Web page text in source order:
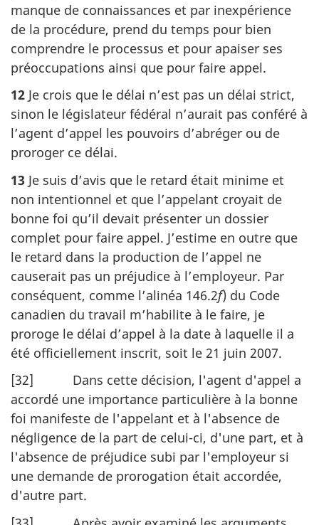
manque de connaissances et par inexpérience
de la procédure, prend du temps pour bien
comprendre le processus et pour apaiser ses
préoccupations ainsi que pour faire appel.
12 Je crois que le délai n’est pas un délai strict,
sinon le législateur fédéral n’aurait pas conféré à
l’agent d’appel les pouvoirs d’abréger ou de
proroger ce délai.
13 Je suis d’avis que le retard était minime et
non intentionnel et que l’appelant croyait de
bonne foi qu’il devait présenter un dossier
complet pour faire appel. J’estime en outre que
le retard dans la production de l’appel ne
causerait pas un préjudice à l’employeur. Par
conséquent, comme l’alinéa 146.2f) du Code
canadien du travail m’habilite à le faire, je
proroge le délai d’appel à la date à laquelle il a
été officiellement inscrit, soit le 21 juin 2007.
[32] Dans cette décision, l'agent d'appel a
accordé une importance particulière à la bonne
foi manifeste de l'appelant et à l'absence de
négligence de la part de celui-ci, d'une part, et à
l'absence de préjudice subi par l'employeur si
une demande de prorogation était accordée,
d'autre part.